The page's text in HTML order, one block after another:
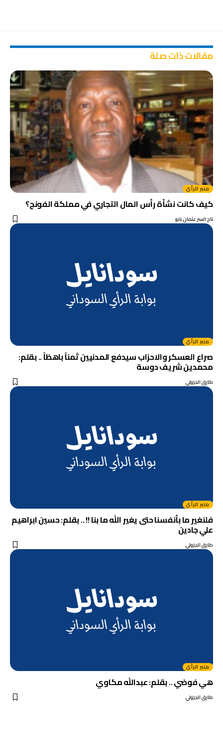
مقالات ذات صلة
منبر الرأي
كيف كانت نشأة رأس المال التجاري في مملكة الفونج؟
تاج السر عثمان بابو
منبر الرأي
صراع العسكر والاحزاب سيدفع المدنيين ثمناً باهظاً .. بقلم:
محمدين شريف دوسة
طارق الجزولي
منبر الرأي
فلنغير ما بأنفسنا حتى يغير الله ما بنا !! .. بقلم: حسين ابراهيم
علي جادين
طارق الجزولي
منبر الرأي
هي فوضي .. بقلم: عبدالله مكاوي
طارق الجزولي